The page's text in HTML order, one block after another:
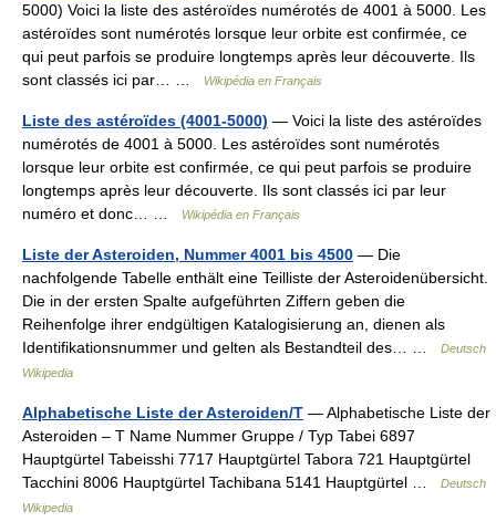
5000) Voici la liste des astéroïdes numérotés de 4001 à 5000. Les
astéroïdes sont numérotés lorsque leur orbite est confirmée, ce
qui peut parfois se produire longtemps après leur découverte. Ils
sont classés ici par… …
Wikipédia en Français
Liste des astéroïdes (4001-5000) — Voici la liste des astéroïdes
numérotés de 4001 à 5000. Les astéroïdes sont numérotés
lorsque leur orbite est confirmée, ce qui peut parfois se produire
longtemps après leur découverte. Ils sont classés ici par leur
numéro et donc… …
Wikipédia en Français
Liste der Asteroiden, Nummer 4001 bis 4500 — Die
nachfolgende Tabelle enthält eine Teilliste der Asteroidenübersicht.
Die in der ersten Spalte aufgeführten Ziffern geben die
Reihenfolge ihrer endgültigen Katalogisierung an, dienen als
Identifikationsnummer und gelten als Bestandteil des… …
Deutsch
Wikipedia
Alphabetische Liste der Asteroiden/T — Alphabetische Liste der
Asteroiden – T Name Nummer Gruppe / Typ Tabei 6897
Hauptgürtel Tabeisshi 7717 Hauptgürtel Tabora 721 Hauptgürtel
Tacchini 8006 Hauptgürtel Tachibana 5141 Hauptgürtel …
Deutsch
Wikipedia